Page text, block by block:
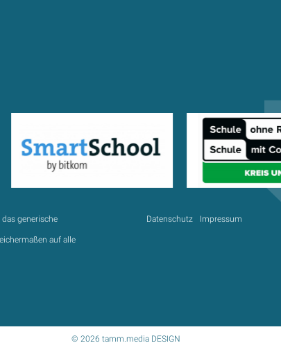
generische
auf alle
Datenschutz Impressum
© 2026 tamm.media DESIGN